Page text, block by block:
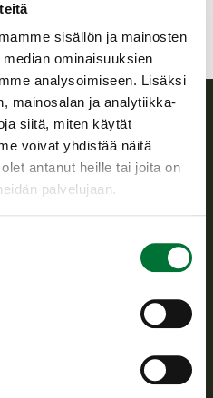
sisällön ja mainosten
ominaisuuksien
analysoimiseen. Lisäksi
mainosalan ja analytiikka-
siitä, miten käytät
voivat yhdistää näitä
antanut heille tai joita on
palvelujaan.
riistataloutta, tukee